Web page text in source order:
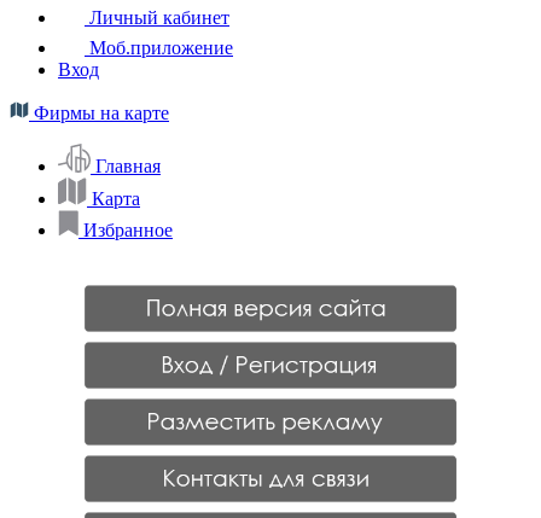
Личный кабинет
Моб.приложение
Вход
Фирмы на карте
Главная
Карта
Избранное